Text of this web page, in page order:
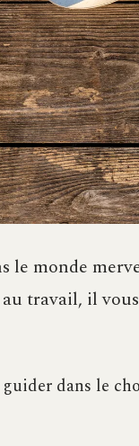
le monde
travail, il
dans le